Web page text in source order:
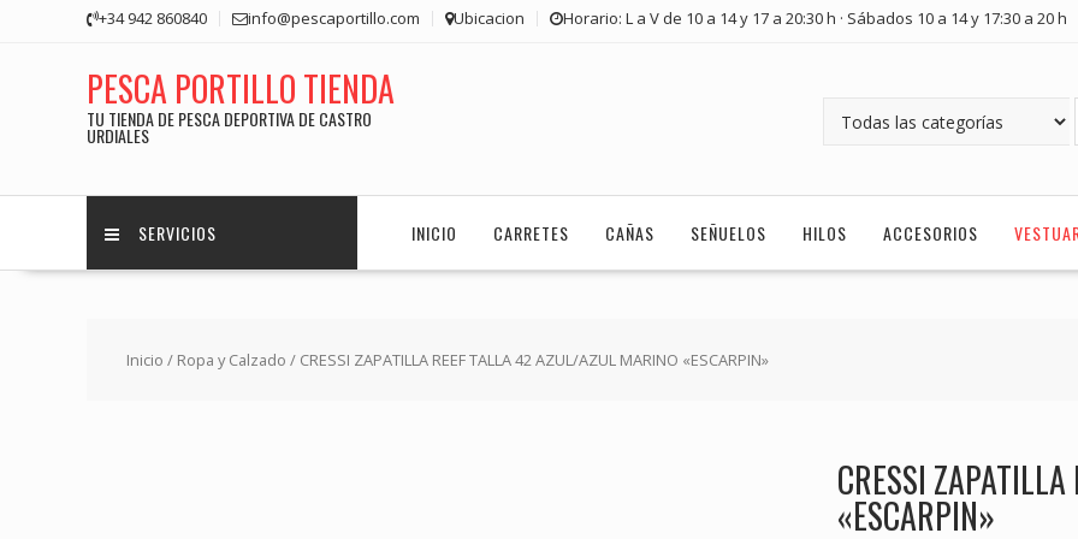
+34 942 860840 info@pescaportillo.com Ubicacion Horario: L a V de 10 a 14 y 17 a 20:30 h · Sábados 10 a 14 y 17:30 a 20 h
PESCA PORTILLO TIENDA
TU TIENDA DE PESCA DEPORTIVA DE CASTRO
URDIALES
SERVICIOS INICIO CARRETES CAÑAS SEÑUELOS HILOS ACCESORIOS
Inicio / Ropa y Calzado / CRESSI ZAPATILLA REEF TALLA 42 AZUL/AZUL MARINO «ESCARPIN»
CRESSI
«ESCARPIN»